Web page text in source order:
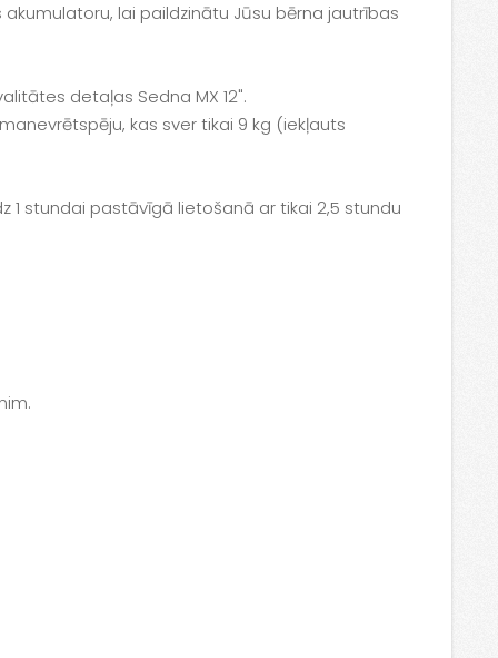
lai paildzinātu Jūsu bērna jautrības
detaļas Sedna MX 12".
kas sver tikai 9 kg (iekļauts
stundai pastāvīgā lietošanā ar tikai 2,5 stundu